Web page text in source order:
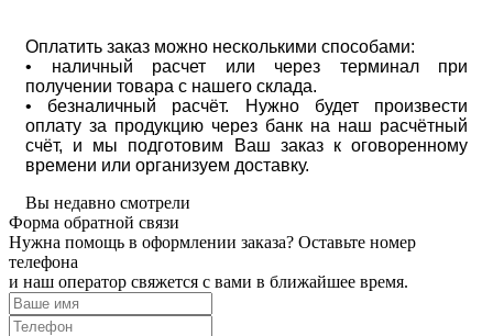
Оплатить заказ можно несколькими способами:
• наличный расчет или через терминал при
получении товара с нашего склада.
• безналичный расчёт. Нужно будет произвести
оплату за продукцию через банк на наш расчётный
счёт, и мы подготовим Ваш заказ к оговоренному
времени или организуем доставку.
Вы недавно смотрели
Форма обратной связи
Нужна помощь в оформлении заказа? Оставьте номер
телефона
и наш оператор свяжется с вами в ближайшее время.